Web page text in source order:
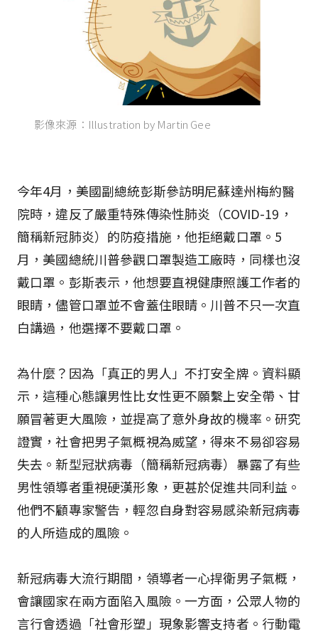
影像來源：Illustration by Martin Gee
今年4月，美國副總統彭斯參訪明尼蘇達州梅約醫
院時，違反了嚴重特殊傳染性肺炎（COVID-19，
簡稱新冠肺炎）的防疫措施，他拒絕戴口罩。5
月，美國總統川普參觀口罩製造工廠時，同樣也沒
戴口罩。彭斯表示，他想要直視健康照護工作者的
眼睛，儘管口罩並不會蓋住眼睛。川普不只一次直
白講過，他選擇不要戴口罩。
為什麼？因為「真正的男人」不打安全牌。資料顯
示，這種心態讓男性比女性更不願繫上安全帶、甘
願冒著更大風險，並提高了意外身故的機率。研究
證實，社會把男子氣概視為威望，得來不易卻容易
失去。新型冠狀病毒（簡稱新冠病毒）暴露了有些
男性領導者重視硬漢形象，更甚於促進共同利益。
他們不顧專家警告，輕忽自身對容易感染新冠病毒
的人所造成的風險。
新冠病毒大流行期間，領導者一心捍衛男子氣概，
會讓國家在兩方面陷入風險。一方面，公眾人物的
言行會透過「社會形塑」現象影響支持者。行動電